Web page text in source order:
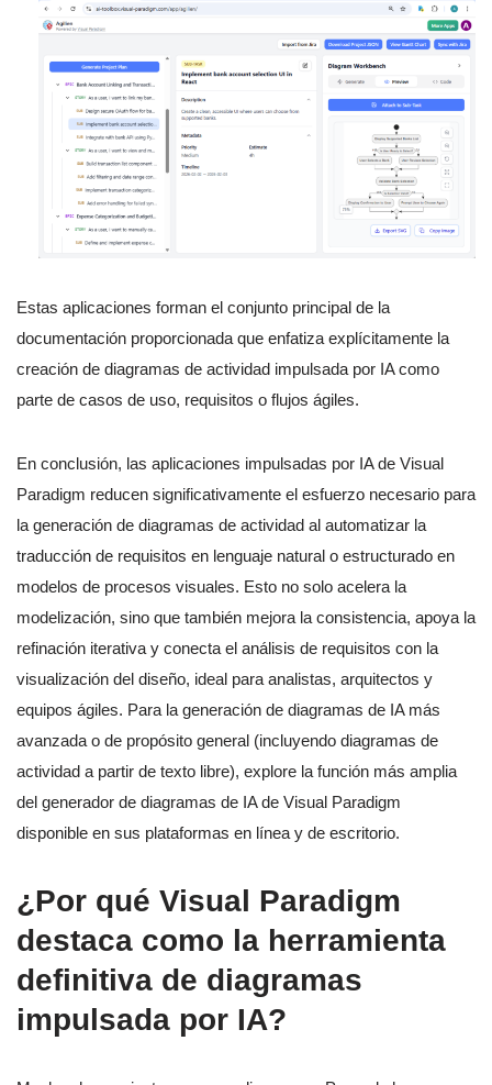
Estas aplicaciones forman el conjunto principal de la
documentación proporcionada que enfatiza explícitamente la
creación de diagramas de actividad impulsada por IA como
parte de casos de uso, requisitos o flujos ágiles.
En conclusión, las aplicaciones impulsadas por IA de Visual
Paradigm reducen significativamente el esfuerzo necesario para
la generación de diagramas de actividad al automatizar la
traducción de requisitos en lenguaje natural o estructurado en
modelos de procesos visuales. Esto no solo acelera la
modelización, sino que también mejora la consistencia, apoya la
refinación iterativa y conecta el análisis de requisitos con la
visualización del diseño, ideal para analistas, arquitectos y
equipos ágiles. Para la generación de diagramas de IA más
avanzada o de propósito general (incluyendo diagramas de
actividad a partir de texto libre), explore la función más amplia
del generador de diagramas de IA de Visual Paradigm
disponible en sus plataformas en línea y de escritorio.
¿Por qué Visual Paradigm
destaca como la herramienta
definitiva de diagramas
impulsada por IA?